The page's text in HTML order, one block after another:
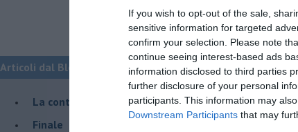
If you wish to opt-out of the sale,
sensitive information for targeted
confirm your selection. Please note
continue seeing interest-based ads
information disclosed to third parties
further disclosure of your personal
participants. This information may
Downstream Participants that may
Articoli dal Blog “Racconti della domenica” di Marco Celati
La controversia degli azzimi
Finale